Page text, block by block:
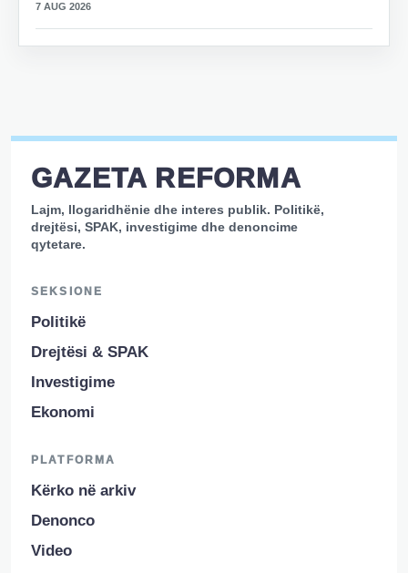
7 AUG 2026
GAZETA REFORMA
Lajm, llogaridhënie dhe interes publik. Politikë,
drejtësi, SPAK, investigime dhe denoncime
qytetare.
SEKSIONE
Politikë
Drejtësi & SPAK
Investigime
Ekonomi
PLATFORMA
Kërko në arkiv
Denonco
Video